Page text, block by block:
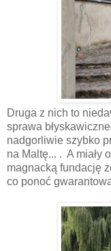
Druga z nich to
sprawa
nadgorliwie szybko
na Maltę... . A miały
magnacką fundację
co ponoć